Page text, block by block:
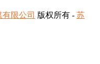
限公司 版权所有 - 苏